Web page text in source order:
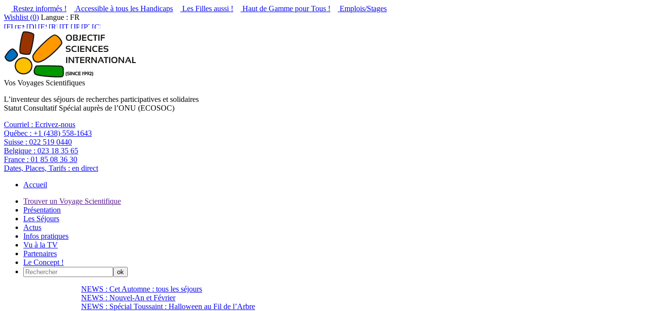
Restez informés ! Accessible à tous les Handicaps Les Filles aussi ! Haut de Gamme pour Tous !
Emplois/Stages
Wishlist (0) Langue : FR
Vos Voyages Scientifiques
L’inventeur des séjours de recherches participatives et solidaires
Statut Consultatif Spécial auprès de l’ONU (ECOSOC)
Courriel : Ecrivez-nous
Québec : +1 (438) 558-1643
Suisse : 022 519 0440
Belgique : 023 18 35 65
France : 01 85 08 36 30
Dates, Places, Tarifs : en direct
Accueil
Trouver un Voyage Scientifique
Présentation
Les Séjours
Actus
Infos pratiques
Vu à la TV
Partenaires
Le Concept !
NEWS : Cet Automne : tous les séjours
NEWS : Nouvel-An et Février
NEWS : Spécial Toussaint : Halloween au Fil de l’Arbre